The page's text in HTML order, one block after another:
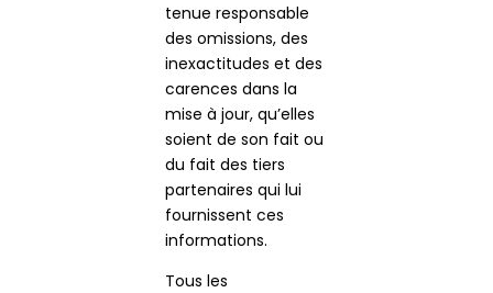
tenue responsable
des omissions, des
inexactitudes et des
carences dans la
mise à jour, qu’elles
soient de son fait ou
du fait des tiers
partenaires qui lui
fournissent ces
informations.
Tous les